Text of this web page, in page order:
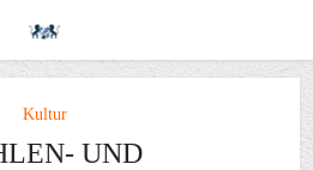
Kultur
UND